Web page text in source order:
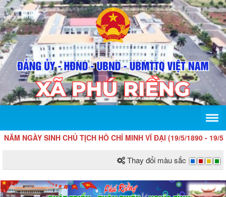
SINH CHỦ TỊCH HỒ CHÍ MINH VĨ ĐẠI (19/5/1890 - 19/5/
Thay đổi màu sắc